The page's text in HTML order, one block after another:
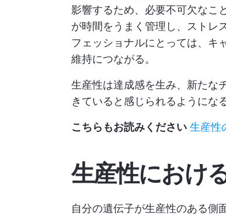
影響するため、必要不可欠なこ
が時間をうまく管理し、ストレ
フェッショナルにとっては、キ
維持につながる。
生産性は達成感を生み、新たな
きていると感じられるようになる
こちらもお読みください 生産性
生産性におけ
自分の遺伝子が生産性のある側